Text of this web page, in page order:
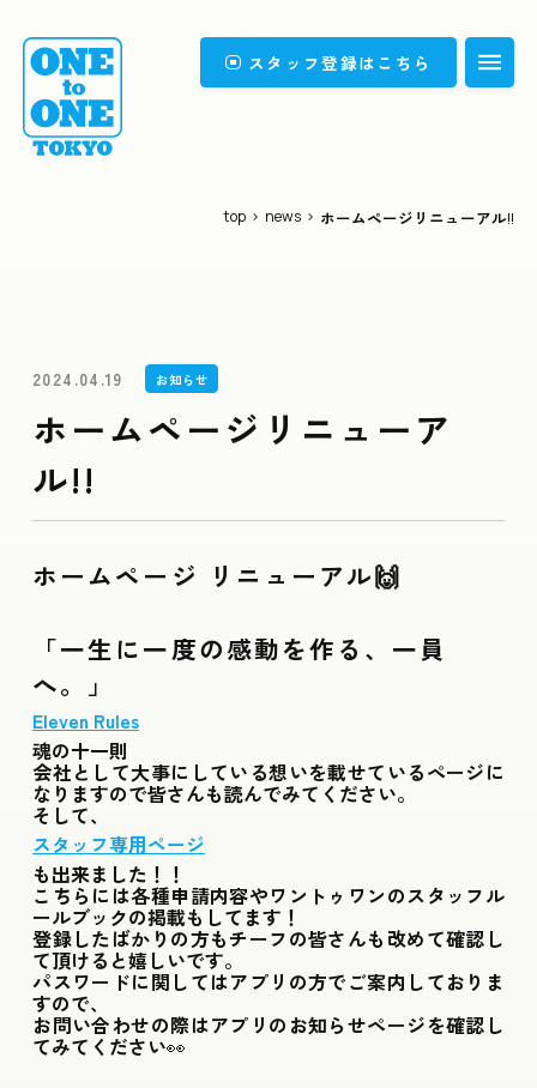
スタッフ登録はこちら
Top
What's the work? どんなお仕事？
Group Overview
FAQ
News ニュース
Gallery ギャラリー
Contact お仕事ご依頼フォーム
top > news > ホームページリニューアル!!
2024.04.19 お知らせ
ホームページリニューア
ル!!
ホームページ リニューアル🙌
「一生に一度の感動を作る、一員
へ。」
Eleven Rules
魂の十一則
会社として大事にしている想いを載せているページに
なりますので皆さんも読んでみてください。
そして、
スタッフ専用ページ
も出来ました！！
こちらには各種申請内容やワントゥワンのスタッフル
ールブックの掲載もしてます！
登録したばかりの方もチーフの皆さんも改めて確認し
て頂けると嬉しいです。
パスワードに関してはアプリの方でご案内しておりま
すので、
お問い合わせの際はアプリのお知らせページを確認し
てみてください👀